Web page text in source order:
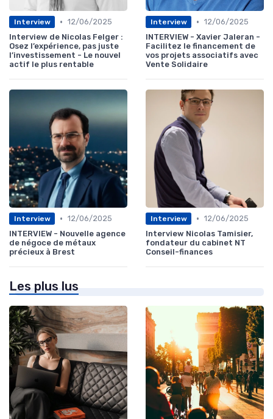
Interview • 12/06/2025
Interview de Nicolas Felger :
Osez l’expérience, pas juste
l’investissement - Le nouvel
actif le plus rentable
Interview • 12/06/2025
INTERVIEW - Xavier Jaleran -
Facilitez le financement de
vos projets associatifs avec
Vente Solidaire
Interview • 12/06/2025
INTERVIEW - Nouvelle agence
de négoce de métaux
précieux à Brest
Interview • 12/06/2025
Interview Nicolas Tamisier,
fondateur du cabinet NT
Conseil-finances
Les plus lus